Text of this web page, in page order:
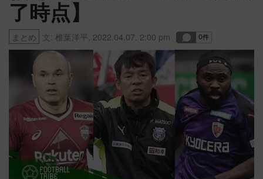
了時点】
まとめ 文: 椎葉洋平 2022.04.07. 2:00 pm